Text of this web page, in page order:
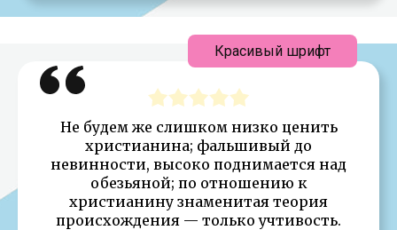
Не будем же слишком низко ценить
христианина; фальшивый до
невинности, высоко поднимается над
обезьяной; по отношению к
христианину знаменитая теория
происхождения — только учтивость.
Красивый шрифт